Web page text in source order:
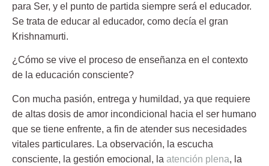
para Ser, y el punto de partida siempre será el educador.
Se trata de educar al educador, como decía el gran
Krishnamurti.
¿Cómo se vive el proceso de enseñanza en el contexto
de la educación consciente?
Con mucha pasión, entrega y humildad, ya que requiere
de altas dosis de amor incondicional hacia el ser humano
que se tiene enfrente, a fin de atender sus necesidades
vitales particulares. La observación, la escucha
consciente, la gestión emocional, la atención plena, la